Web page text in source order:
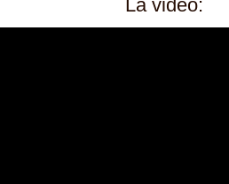
La vidéo: